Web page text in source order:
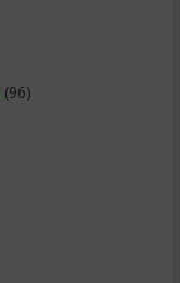
(96)